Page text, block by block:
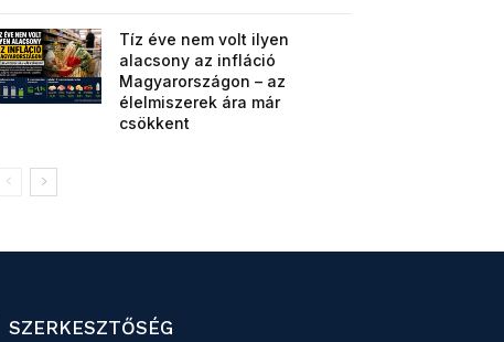
Tíz éve nem volt ilyen
alacsony az infláció
Magyarországon – az
élelmiszerek ára már
csökkent
SZERKESZTŐSÉG